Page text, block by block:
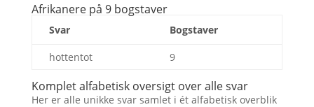
Afrikanere på 9 bogstaver
Svar Bogstaver
hottentot 9
Komplet alfabetisk oversigt over alle svar
Her er alle unikke svar samlet i ét alfabetisk overblik